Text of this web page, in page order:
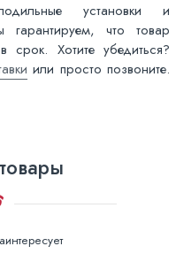
установки и
что товар
Хотите убедиться?
или просто позвоните.